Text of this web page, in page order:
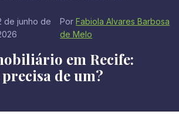
de junho de
PorFabiola Alvares Barbosa
de Melo
em Recife:
de um?